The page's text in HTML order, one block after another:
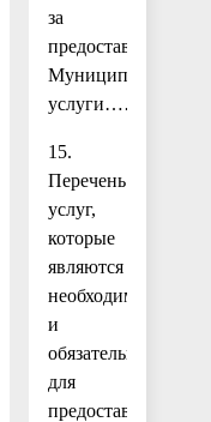
за
предоставление
Муниципальной
15.
Перечень
услуг,
которые
являются
необходимыми
и
обязательными
для
предоставления